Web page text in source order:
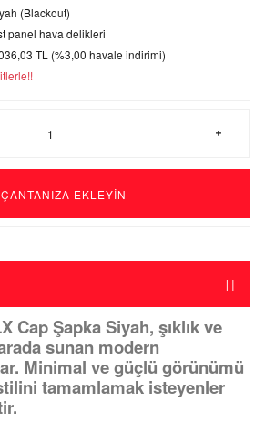
(Blackout)
panel hava delikleri
TL (%3,00 havale indirimi)
ÇANTANIZA EKLEYİN
Cap Şapka Siyah, şıklık ve
sunan modern
Minimal ve güçlü görünümü
tamamlamak isteyenler